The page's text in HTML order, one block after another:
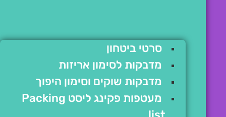
סרטי ביטחון
מדבקות לסימון אריזות
מדבקות שוקים וסימון היפוך
מעטפות פקינג ליסט Packing